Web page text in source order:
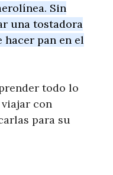
Sin
una tostadora
hacer pan en el
todo lo
con
para su